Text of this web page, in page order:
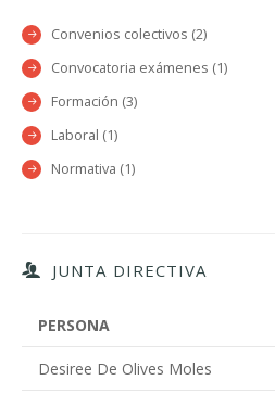
Convenios colectivos (2)
Convocatoria exámenes (1)
Formación (3)
Laboral (1)
Normativa (1)
JUNTA DIRECTIVA
PERSONA
Desiree De Olives Moles